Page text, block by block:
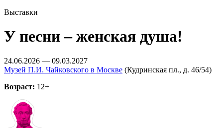
Выставки
У песни – женская душа!
24.06.2026 — 09.03.2027
Музей П.И. Чайковского в Москве (Кудринская пл., д. 46/54)
Возраст: 12+